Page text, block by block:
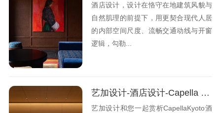
酒店设计，设计在恪守在地建筑风貌与
自然肌理的前提下，用更契合现代人居
的内部空间尺度、流畅交通动线与开窗
逻辑，勾勒...
艺加设计-酒店设计-Capella Kyoto 酒店：关于建筑学的表达
艺加设计和您一起赏析CapellaKyoto酒